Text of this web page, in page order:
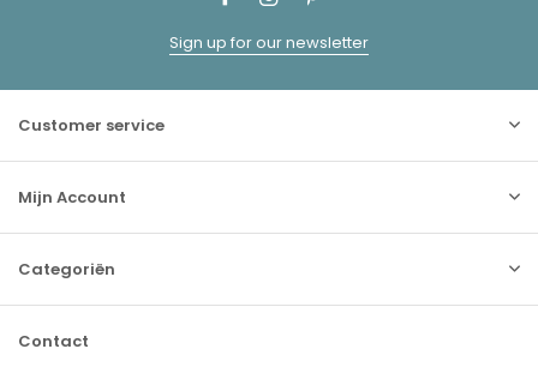
Sign up for our newsletter
Customer service
Mijn Account
Categoriën
Contact